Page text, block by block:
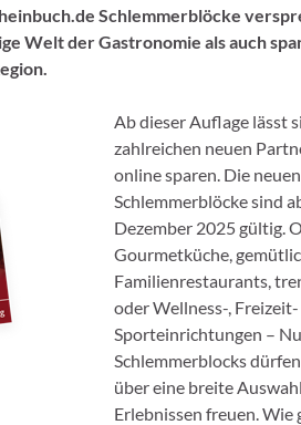
Schlemmerblöcke
Welt der Gastronomie als auch
Ab dieser Auflage lässt
zahlreichen neuen
online sparen. Die neuen
Schlemmerblöcke sind
Dezember 2025 gültig.
Gourmetküche,
Familienrestaurants,
oder Wellness-,
Sporteinrichtungen –
Schlemmerblocks
über eine breite
Erlebnissen freuen. Wie